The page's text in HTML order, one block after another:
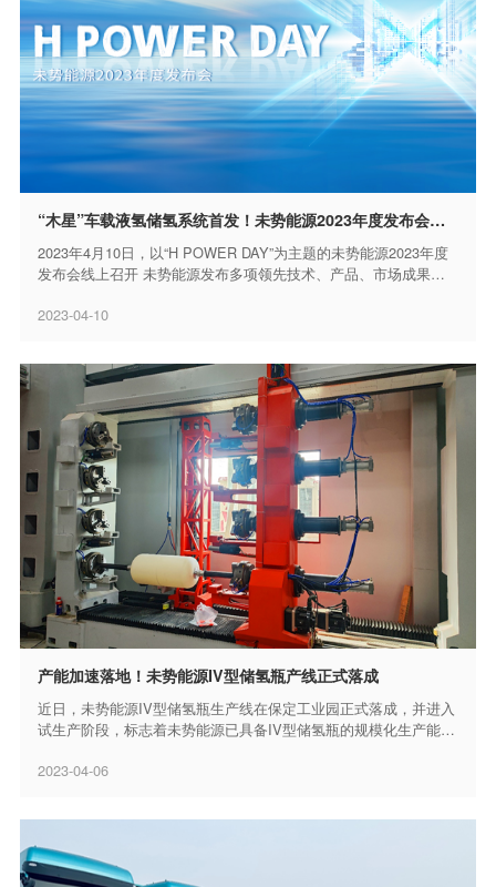
“木星”车载液氢储氢系统首发！未势能源2023年度发布会召开
2023年4月10日，以“H POWER DAY”为主题的未势能源2023年度
发布会线上召开 未势能源发布多项领先技术、产品、市场成果，
2023-04-10
产能加速落地！未势能源IV型储氢瓶产线正式落成
近日，未势能源IV型储氢瓶生产线在保定工业园正式落成，并进入
试生产阶段，标志着未势能源已具备IV型储氢瓶的规模化生产能
2023-04-06